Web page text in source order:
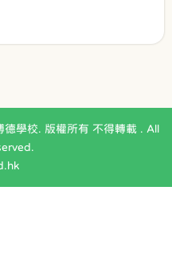
學校. 版權所有 不得轉載 . All